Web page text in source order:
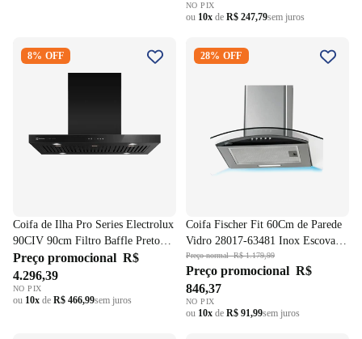
NO PIX
ou 10x de R$ 247,79sem juros
Electrolux 90CIV 90cm Filtro
Baffle Preto 220V
8% OFF
Coifa de Ilha Pro Series Electrolux
90CIV 90cm Filtro Baffle Preto
220V
Preço promocional R$
4.296,39
NO PIX
ou 10x de R$ 466,99sem juros
Parede Vidro 28017-63481
28% OFF
Coifa Fischer Fit 60Cm de Parede
Vidro 28017-63481 Inox Escovado
220V
Preço normalR$ 1.179,99
Preço promocional R$
846,37
NO PIX
ou 10x de R$ 91,99sem juros